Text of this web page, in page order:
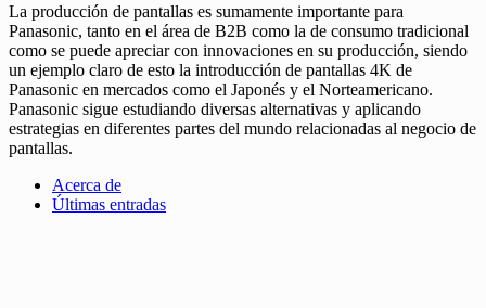
La producción de pantallas es sumamente importante para
Panasonic, tanto en el área de B2B como la de consumo tradicional
como se puede apreciar con innovaciones en su producción, siendo
un ejemplo claro de esto la introducción de pantallas 4K de
Panasonic en mercados como el Japonés y el Norteamericano.
Panasonic sigue estudiando diversas alternativas y aplicando
estrategias en diferentes partes del mundo relacionadas al negocio de
pantallas.
Acerca de
Últimas entradas